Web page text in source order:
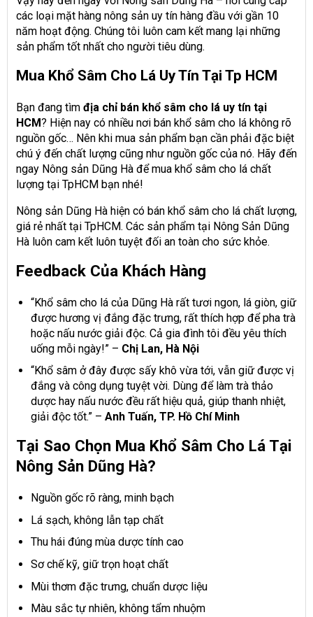
các loại mặt hàng nông sản uy tín hàng đầu với gần 10
năm hoạt động. Chúng tôi luôn cam kết mang lại những
sản phẩm tốt nhất cho người tiêu dùng.
Mua Khổ Sâm Cho Lá Uy Tín Tại Tp HCM
Bạn đang tìm địa chỉ bán khổ sâm cho lá uy tín tại
HCM? Hiện nay có nhiều nơi bán khổ sâm cho lá không rõ
nguồn gốc… Nên khi mua sản phẩm bạn cần phải đặc biệt
chú ý đến chất lượng cũng như nguồn gốc của nó. Hãy đến
ngay Nông sản Dũng Hà để mua khổ sâm cho lá chất
lượng tại TpHCM bạn nhé!
Nông sản Dũng Hà hiện có bán khổ sâm cho lá chất lượng,
giá rẻ nhất tại TpHCM. Các sản phẩm tại Nông Sản Dũng
Hà luôn cam kết luôn tuyệt đối an toàn cho sức khỏe.
Feedback Của Khách Hàng
“Khổ sâm cho lá của Dũng Hà rất tươi ngon, lá giòn, giữ
được hương vị đắng đặc trưng, rất thích hợp để pha trà
hoặc nấu nước giải độc. Cả gia đình tôi đều yêu thích
uống mỗi ngày!” – Chị Lan, Hà Nội
“Khổ sâm ở đây được sấy khô vừa tới, vẫn giữ được vị
đắng và công dụng tuyệt vời. Dùng để làm trà thảo
dược hay nấu nước đều rất hiệu quả, giúp thanh nhiệt,
giải độc tốt.” – Anh Tuấn, TP. Hồ Chí Minh
Tại Sao Chọn Mua Khổ Sâm Cho Lá Tại
Nông Sản Dũng Hà?
Nguồn gốc rõ ràng, minh bạch
Lá sạch, không lẫn tạp chất
Thu hái đúng mùa dược tính cao
Sơ chế kỹ, giữ trọn hoạt chất
Mùi thơm đặc trưng, chuẩn dược liệu
Màu sắc tự nhiên, không tẩm nhuộm